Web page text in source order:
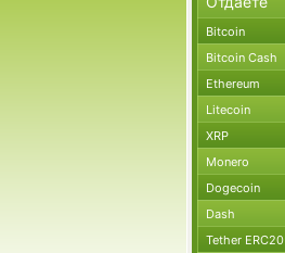
Bitcoin
Bitcoin Cash
Ethereum
Litecoin
XRP
Monero
Dogecoin
Dash
Tether ERC20